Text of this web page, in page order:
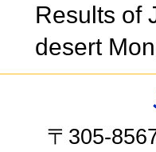
Results of
desert
〒305-